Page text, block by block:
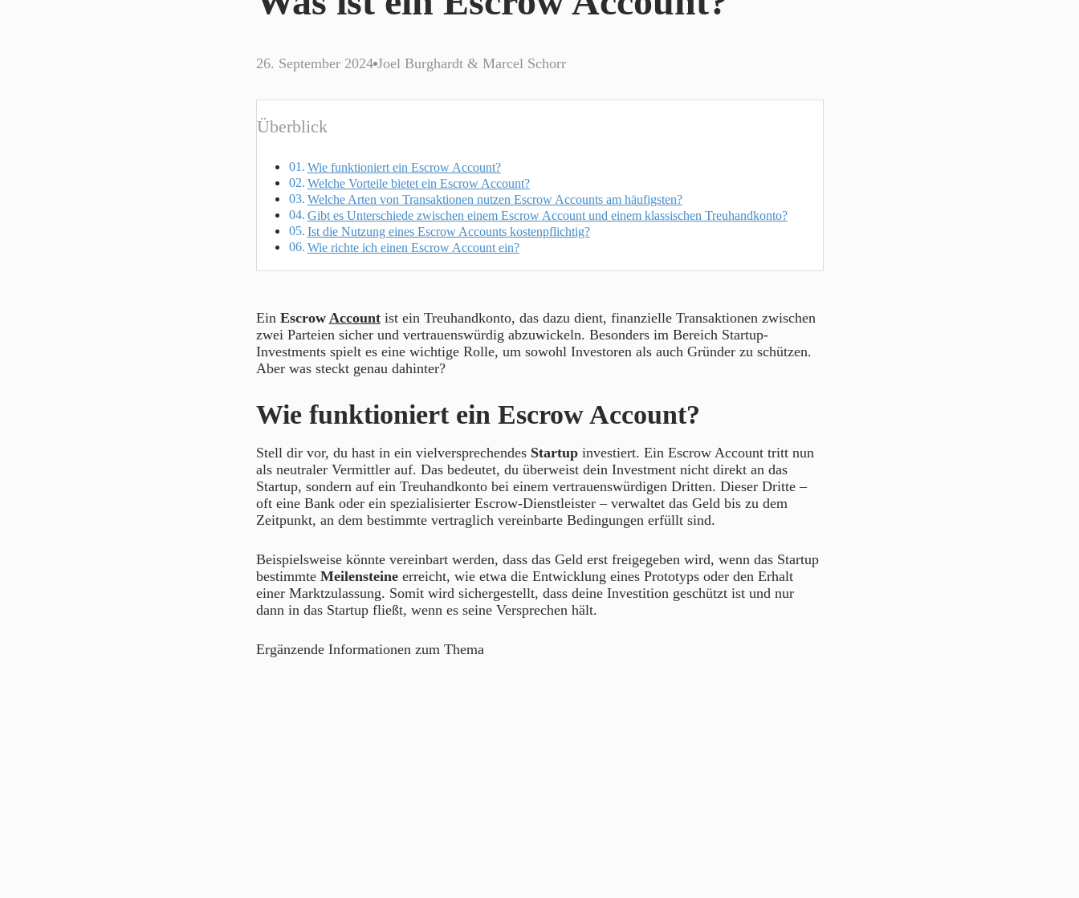
26. September 2024 Joel Burghardt & Marcel Schorr
Überblick
Wie funktioniert ein Escrow Account?
Welche Vorteile bietet ein Escrow Account?
Welche Arten von Transaktionen nutzen Escrow Accounts am häufigsten?
Gibt es Unterschiede zwischen einem Escrow Account und einem klassischen Treuhandkonto?
Ist die Nutzung eines Escrow Accounts kostenpflichtig?
Wie richte ich einen Escrow Account ein?
Ein Escrow Accountist ein Treuhandkonto, das dazu dient, finanzielle Transaktionen zwischen
zwei Parteien sicher und vertrauenswürdig abzuwickeln. Besonders im Bereich Startup-
Investments spielt es eine wichtige Rolle, um sowohl Investoren als auch Gründer zu schützen.
Aber was steckt genau dahinter?
Wie funktioniert ein Escrow Account?
Stell dir vor, du hast in ein vielversprechendes Startupinvestiert. Ein Escrow Account tritt nun
als neutraler Vermittler auf. Das bedeutet, du überweist dein Investment nicht direkt an das
Startup, sondern auf ein Treuhandkonto bei einem vertrauenswürdigen Dritten. Dieser Dritte –
oft eine Bank oder ein spezialisierter Escrow-Dienstleister – verwaltet das Geld bis zu dem
Zeitpunkt, an dem bestimmte vertraglich vereinbarte Bedingungen erfüllt sind.
Beispielsweise könnte vereinbart werden, dass das Geld erst freigegeben wird, wenn das Startup
bestimmte Meilensteineerreicht, wie etwa die Entwicklung eines Prototyps oder den Erhalt
einer Marktzulassung. Somit wird sichergestellt, dass deine Investition geschützt ist und nur
dann in das Startup fließt, wenn es seine Versprechen hält.
Ergänzende Informationen zum Thema